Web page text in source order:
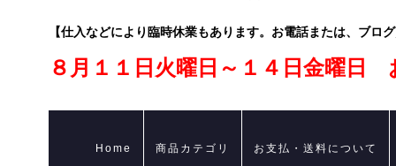
【仕入などにより臨時休業もあります。お電話または、ブロ
８月１１日火曜日～１４日金曜日
Home 商品カテゴリ お支払・送料について